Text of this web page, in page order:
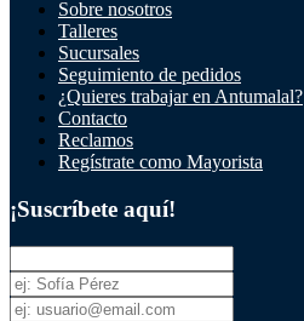
Sobre nosotros
Talleres
Sucursales
Seguimiento de pedidos
¿Quieres trabajar en Antumalal?
Contacto
Reclamos
Regístrate como Mayorista
¡Suscríbete aquí!